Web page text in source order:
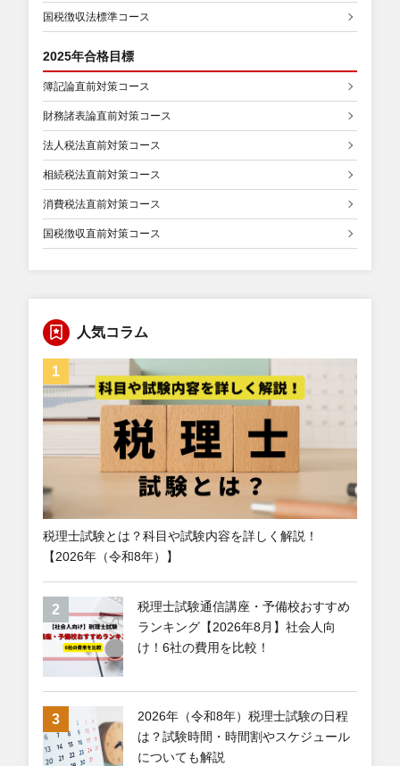
国税徴収法標準コース
2025年合格目標
簿記論直前対策コース
財務諸表論直前対策コース
法人税法直前対策コース
相続税法直前対策コース
消費税法直前対策コース
国税徴収直前対策コース
人気コラム
税理士試験とは？科目や試験内容を詳しく解説！
【2026年（令和8年）】
税理士試験通信講座・予備校おすすめ
ランキング【2026年8月】社会人向
け！6社の費用を比較！
2026年（令和8年）税理士試験の日程
は？試験時間・時間割やスケジュール
についても解説